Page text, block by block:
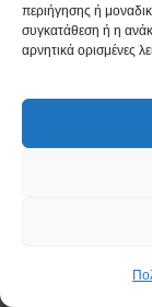
περιήγησης ή
συγκατάθεση ή η
αρνητικά ορισμένες